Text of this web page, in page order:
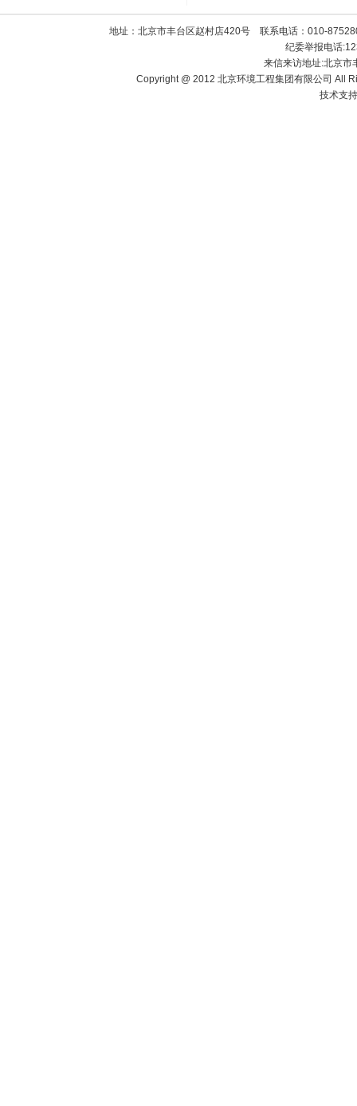
地址：北京市丰台区赵村店420号 联系电话：010-
纪委举报电话
来信来访地址:北京市
Copyright @ 2012 北京环境工程集团有限公司 All
技术支